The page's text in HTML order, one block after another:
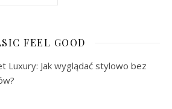
FEEL GOOD
Luxury: Jak wyglądać stylowo bez